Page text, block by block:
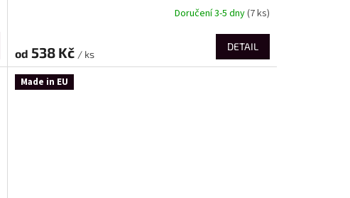
Doručení 3-5 dny(7 ks)
od 538 Kč / ks
DETAIL
Made in EU